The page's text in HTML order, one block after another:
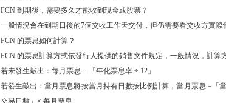
FCN 到期後，需要多久才能收到現金或股票？
一般情況會在到期日後的7個交收工作天交付，但仍需要看交收方實
FCN 的票息如何計算？
FCN 的票息計算方式依發行人提供的銷售文件規定，一般情況，計算
若未發生敲出：每月票息 = 「年化票息率 ÷ 12」
若發生敲出：當月票息將按當月持有日數按比例計算，當月票息 =「
交易日數」× 每月票息。